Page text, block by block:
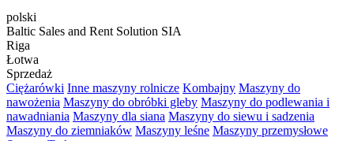
polski
Baltic Sales and Rent Solution SIA
Riga
Łotwa
Sprzedaż
Ciężarówki Inne maszyny rolnicze Kombajny Maszyny do
nawożenia Maszyny do obróbki gleby Maszyny do podlewania i
nawadniania Maszyny dla siana Maszyny do siewu i sadzenia
Maszyny do ziemniaków Maszyny leśne Maszyny przemysłowe